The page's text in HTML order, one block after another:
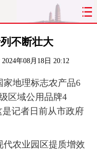
太原
文明 出行
综合 专题
政务 教育
最太原 网罗民生
不断壮大
2024年08月18日 20:12
地理标志农产品6
区域公用品牌4
记者日前从市政府
农业园区提质增效